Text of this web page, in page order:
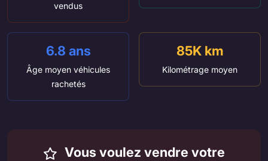
vendus
6.8 ans
Âge moyen véhicules
rachetés
85K km
Kilométrage moyen
Vous voulez vendre votre